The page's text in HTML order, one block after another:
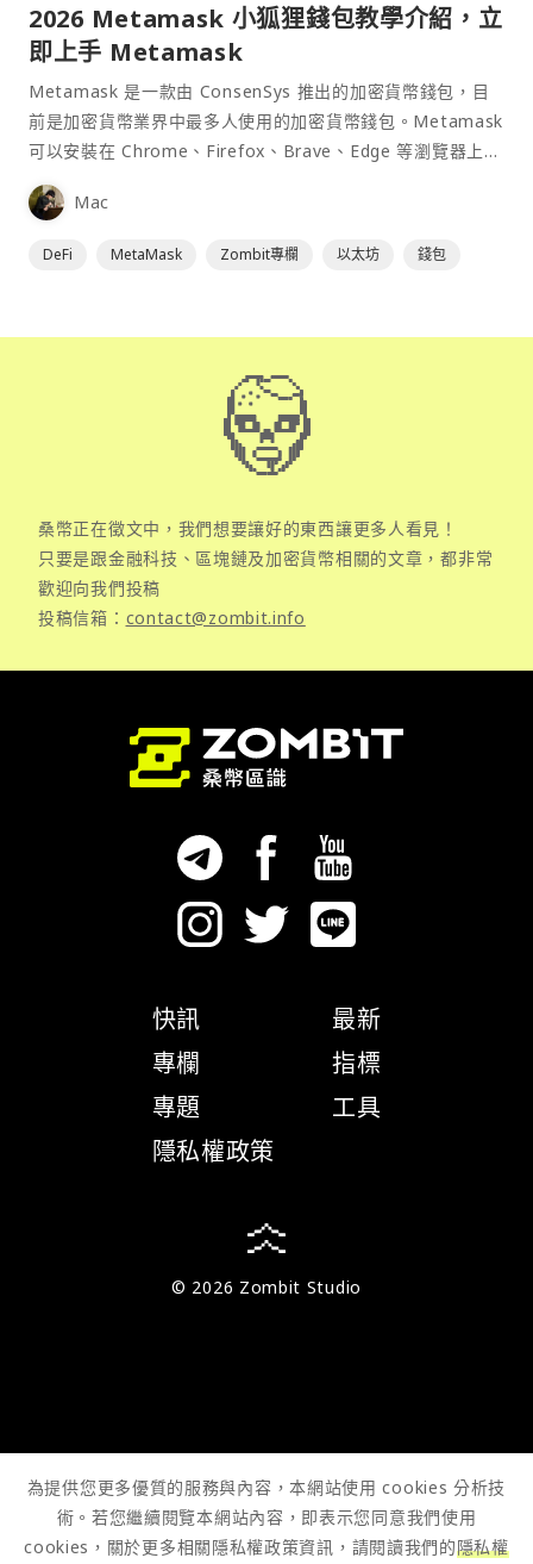
2026 Metamask 小狐狸錢包教學介紹，立
即上手 Metamask
Metamask 是一款由 ConsenSys 推出的加密貨幣錢包，目
前是加密貨幣業界中最多人使用的加密貨幣錢包。Metamask
可以安裝在 Chrome、Firefox、Brave、Edge 等瀏覽器上作
為插件使用，具備許多功能且使用上非常方便。
Mac
DeFi MetaMask Zombit專欄 以太坊 錢包
桑幣正在徵文中，我們想要讓好的東西讓更多人看見！
只要是跟金融科技、區塊鏈及加密貨幣相關的文章，都非常
歡迎向我們投稿
投稿信箱： contact@zombit.info
快訊
專欄
專題
隱私權政策
最新
指標
工具
© 2026 Zombit Studio
為提供您更多優質的服務與內容，本網站使用 cookies 分析技
術。若您繼續閱覽本網站內容，即表示您同意我們使用
cookies，關於更多相關隱私權政策資訊，請閱讀我們的隱私權